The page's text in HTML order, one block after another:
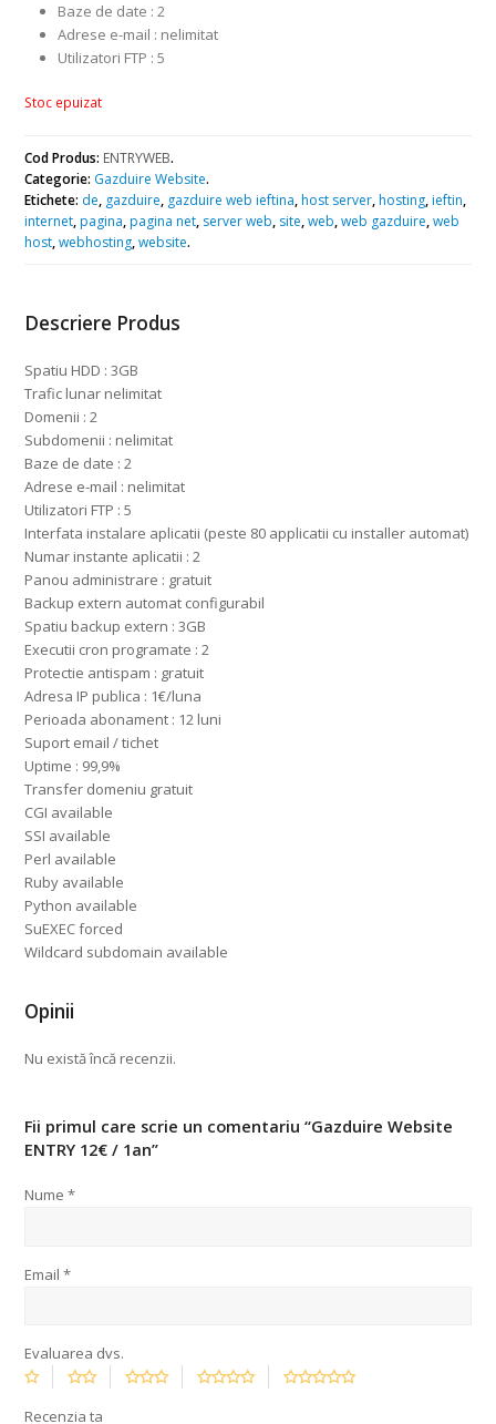
Baze de date : 2
Adrese e-mail : nelimitat
Utilizatori FTP : 5
Stoc epuizat
Cod Produs: ENTRYWEB.
Categorie: Gazduire Website.
Etichete: de, gazduire, gazduire web ieftina,host server,hosting,ieftin,
internet,pagina,pagina net, server web, site,web,web gazduire,web
host,webhosting,website.
Descriere Produs
Spatiu HDD : 3GB
Trafic lunar nelimitat
Domenii : 2
Subdomenii : nelimitat
Baze de date : 2
Adrese e-mail : nelimitat
Utilizatori FTP : 5
Interfata instalare aplicatii (peste 80 applicatii cu installer automat)
Numar instante aplicatii : 2
Panou administrare : gratuit
Backup extern automat configurabil
Spatiu backup extern : 3GB
Executii cron programate : 2
Protectie antispam : gratuit
Adresa IP publica : 1€/luna
Perioada abonament : 12 luni
Suport email / tichet
Uptime : 99,9%
Transfer domeniu gratuit
CGI available
SSI available
Perl available
Ruby available
Python available
SuEXEC forced
Wildcard subdomain available
Opinii
Nu există încă recenzii.
Fii primul care scrie un comentariu “Gazduire Website
ENTRY 12€ / 1an”
Nume*
Email*
Evaluarea dvs.
Recenzia ta